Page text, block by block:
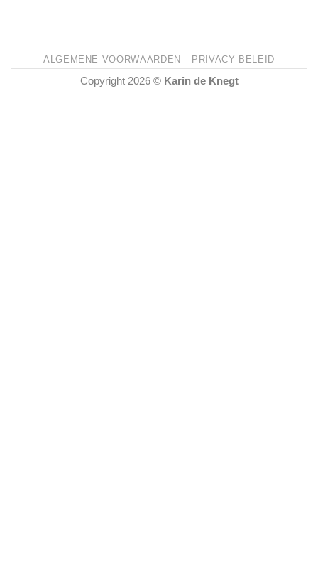
ALGEMENE VOORWAARDEN PRIVACY BELEID
Copyright 2026 © Karin de Knegt